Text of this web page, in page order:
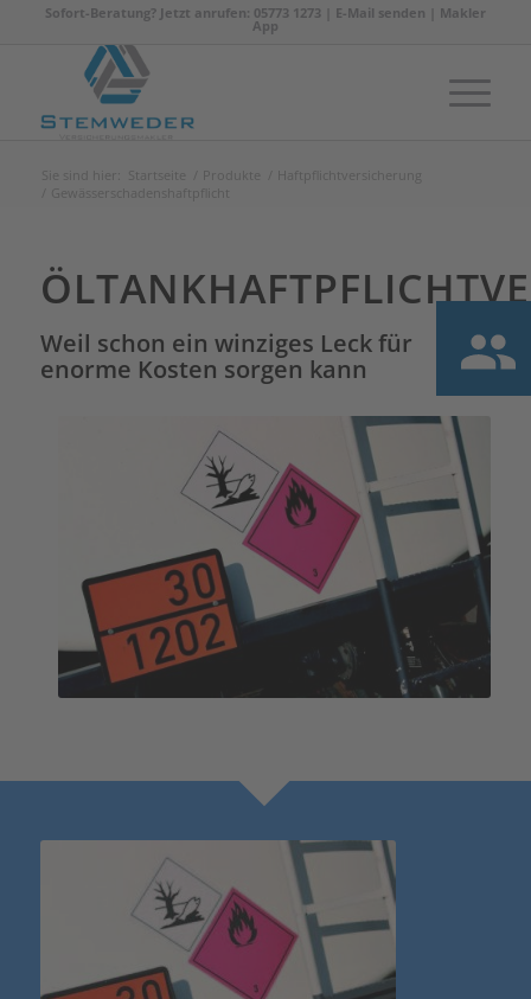
Sofort-Beratung? Jetzt anrufen: 05773 1273 | E-Mail senden Makler
App
Sie sind hier: Startseite Produkte
Haftpflichtversicherung
Gewässerschadenshaftpflicht
Weil schon ein winziges Leck für
enorme Kosten sorgen kann